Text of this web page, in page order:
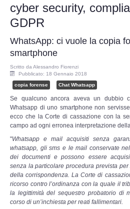
Perizia IoT e IIoT
Perizia Ransomware
Perizia Incidente Stradale
Perizia Data Breach
INDAGINI DIGITALI
Digital Intelligence OSINT
Indagini su computer
Indagini
cyber security,
GDPR
WhatsApp: ci vuole la copia
smartphone
Scritto da Alessandro Fiorenzi
Pubblicato: 18 Gennaio 2018
copia forense
Chat Whatsapp
Se qualcuno ancora aveva un dubbio
Whatsapp di uno smartphone non
ecco che la Corte di cassazione con la
campo ad ogni erronea interpretazione
"Whatsapp e mail acquisiti senza
whatsapp, gli sms e le mail conservate
dei documenti e possono essere
senza la particolare procedura prevista
della corrispondenza. La Corte di
ricorso contro l’ordinanza con la quale il
la legittimità del sequestro probatorio di
corso di un’inchiesta per reati fallimentari.